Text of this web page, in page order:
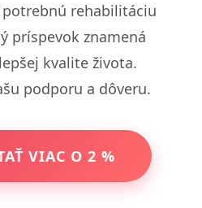
rehabilitáciu
príspevok znamená
kvalite života.
podporu a dôveru.
VIAC O 2 %